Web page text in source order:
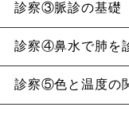
診察③脈診の基礎
診察④鼻水で肺を
診察⑤色と温度の